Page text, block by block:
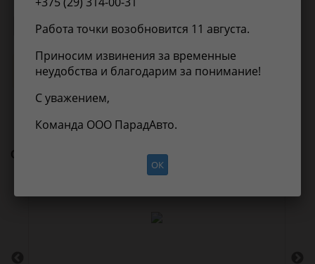
Применимость Отзывы
Нет информации о применимости
С этим товаром покупают
Работа точки возобновится 11 августа.
Приносим извинения за временные
неудобства и благодарим за понимание!
С уважением,
Команда ООО ПарадАвто.
ОК